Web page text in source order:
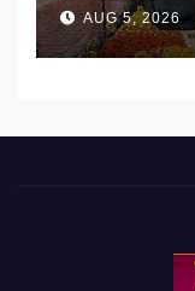
AUG 5, 2026